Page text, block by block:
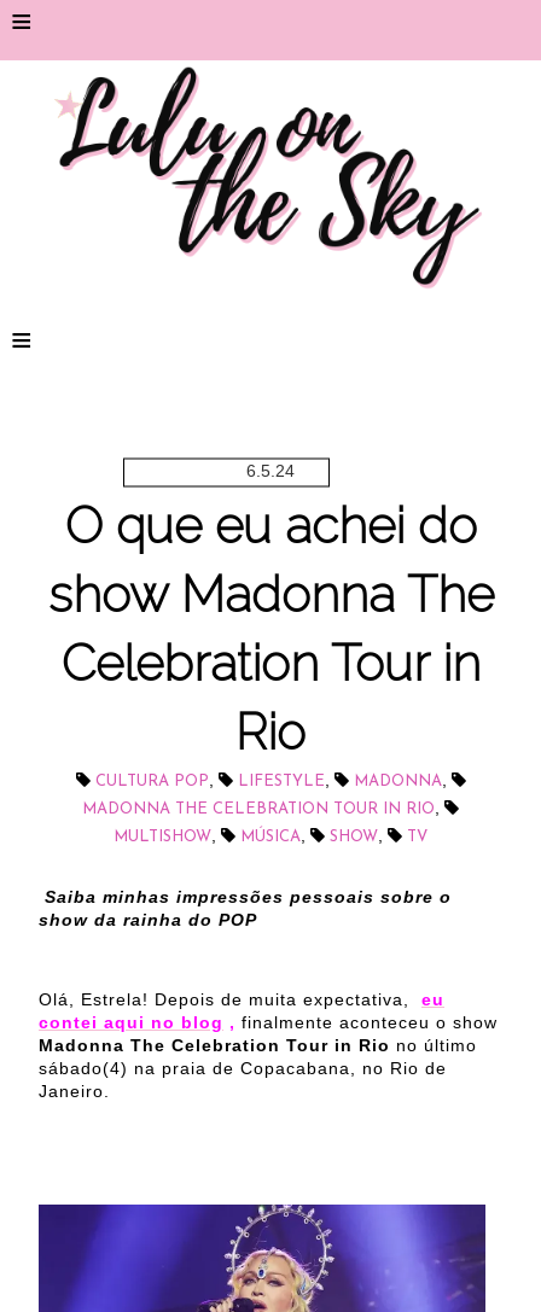
≡
≡
6.5.24
O que eu achei do
show Madonna The
Celebration Tour in
Rio
CULTURA POP, LIFESTYLE, MADONNA,
MADONNA THE CELEBRATION TOUR IN RIO,
MULTISHOW, MÚSICA, SHOW, TV
Saiba minhas impressões pessoais sobre o
show da rainha do POP
Olá, Estrela! Depois de muita expectativa,
eu
contei aqui no blog , finalmente aconteceu o show
Madonna The Celebration Tour in Rio no último
sábado(4) na praia de Copacabana, no Rio de
Janeiro.